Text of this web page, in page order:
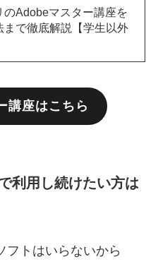
のAdobeマスター講座を
まで徹底解説【学生以外
講座はこちら
利用し続けたい方は
フトはいらないから